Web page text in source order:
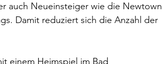
auch Neueinsteiger wie die Newtown
Damit reduziert sich die Anzahl der
einem Heimspiel im Bad